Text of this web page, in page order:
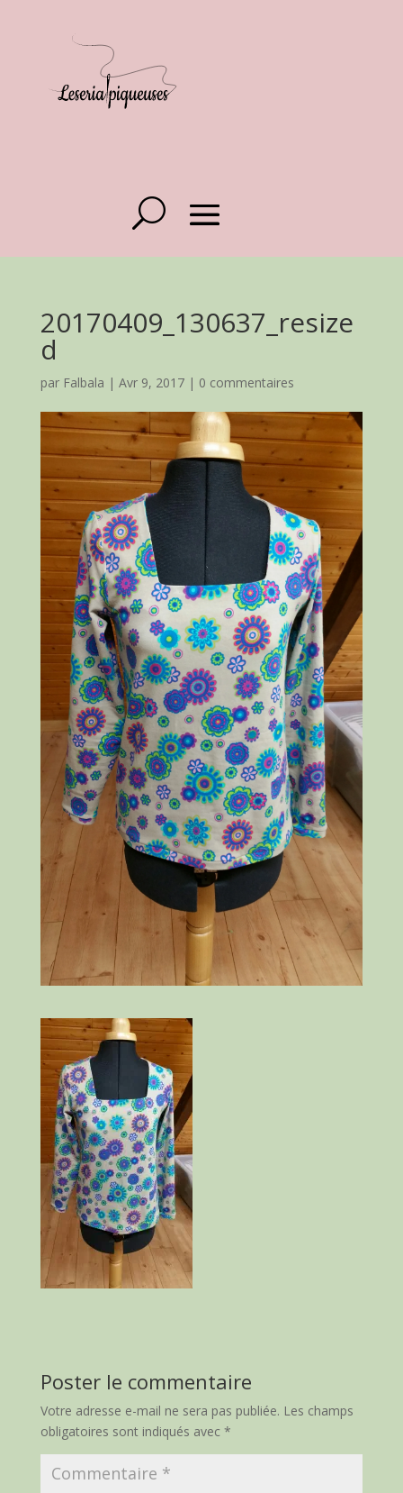
20170409_130637_resize
d
par Falbala | Avr 9, 2017| 0 commentaires
Poster le commentaire
Votre adresse e-mail ne sera pas publiée. Les champs
obligatoires sont indiqués avec *